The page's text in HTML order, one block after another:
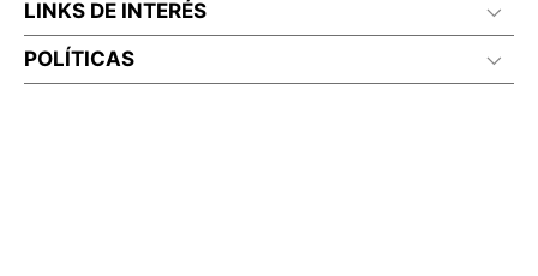
LINKS DE INTERÉS
POLÍTICAS